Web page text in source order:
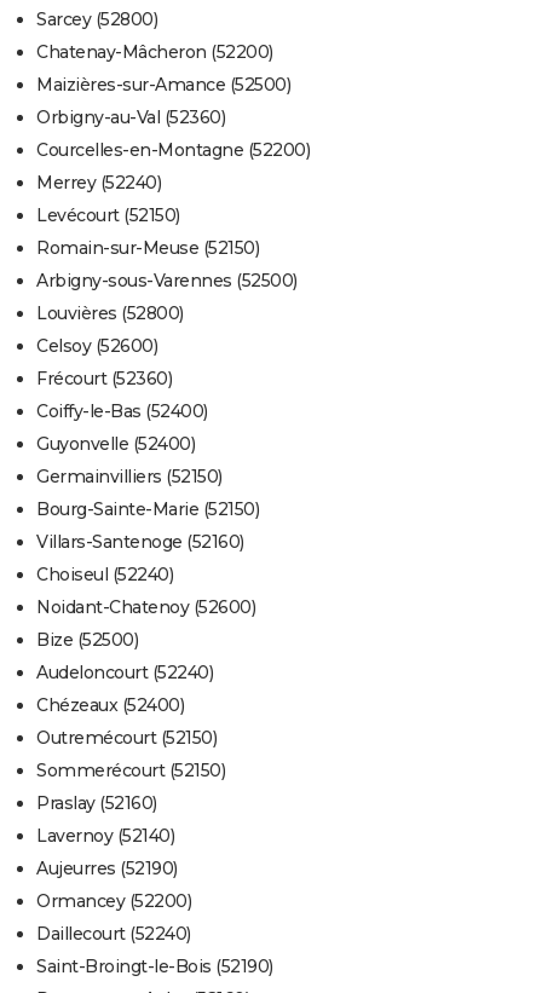
Sarcey (52800)
Chatenay-Mâcheron (52200)
Maizières-sur-Amance (52500)
Orbigny-au-Val (52360)
Courcelles-en-Montagne (52200)
Merrey (52240)
Levécourt (52150)
Romain-sur-Meuse (52150)
Arbigny-sous-Varennes (52500)
Louvières (52800)
Celsoy (52600)
Frécourt (52360)
Coiffy-le-Bas (52400)
Guyonvelle (52400)
Germainvilliers (52150)
Bourg-Sainte-Marie (52150)
Villars-Santenoge (52160)
Choiseul (52240)
Noidant-Chatenoy (52600)
Bize (52500)
Audeloncourt (52240)
Chézeaux (52400)
Outremécourt (52150)
Sommerécourt (52150)
Praslay (52160)
Lavernoy (52140)
Aujeurres (52190)
Ormancey (52200)
Daillecourt (52240)
Saint-Broingt-le-Bois (52190)